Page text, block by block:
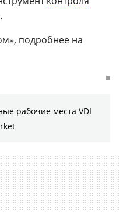
подробнее на
■
рабочие места VDI